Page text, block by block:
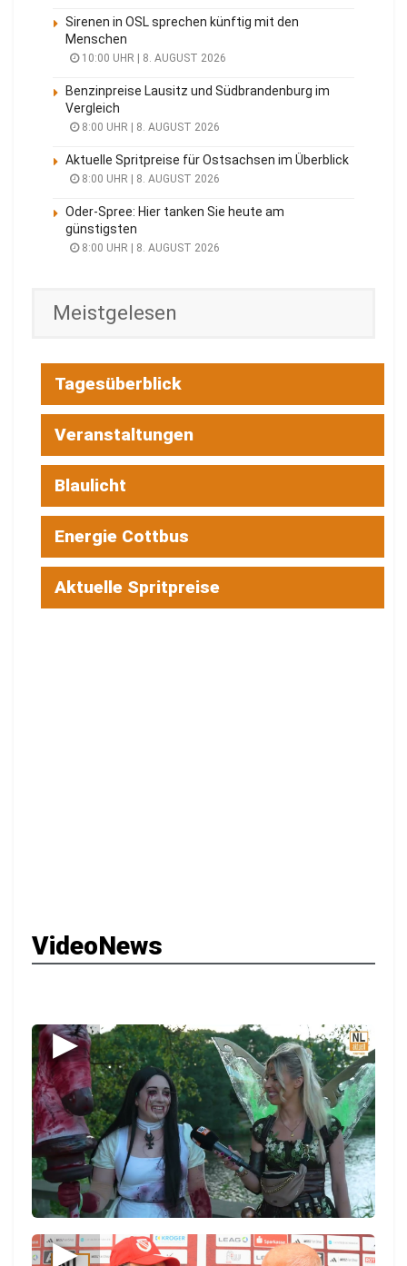
Sirenen in OSL sprechen künftig mit den
Menschen
10:00 UHR | 8. AUGUST 2026
Benzinpreise Lausitz und Südbrandenburg im
Vergleich
8:00 UHR | 8. AUGUST 2026
Aktuelle Spritpreise für Ostsachsen im Überblick
8:00 UHR | 8. AUGUST 2026
Oder-Spree: Hier tanken Sie heute am
günstigsten
8:00 UHR | 8. AUGUST 2026
Meistgelesen
Tagesüberblick
Veranstaltungen
Blaulicht
Energie Cottbus
Aktuelle Spritpreise
VideoNews
▶
▶